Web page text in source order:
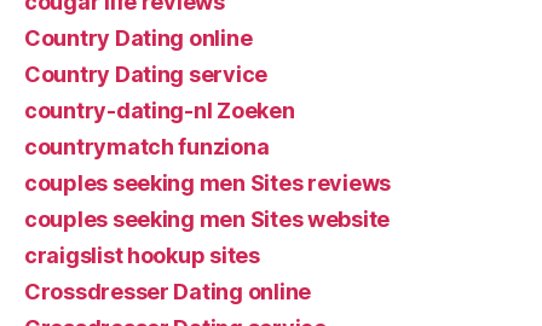
Country Dating online
Country Dating service
country-dating-nl Zoeken
countrymatch funziona
couples seeking men Sites reviews
couples seeking men Sites website
craigslist hookup sites
Crossdresser Dating online